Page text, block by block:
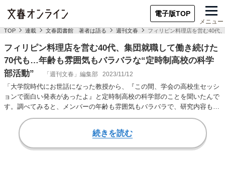
電子版TOP
メニュー
TOP 連載 文春図書館 著者は語る 週刊文春 フィリピン料理店を営む40代
フィリピン料理店を営む40代、集団就職して働き続けた
70代も…年齢も雰囲気もバラバラな“定時制高校の科学
部活動”
「週刊文春」編集部 2023/11/12
「大学院時代にお世話になった教授から、『この間、学会の高校生セッシ
ョンで面白い発表があったよ』と定時制高校の科学部のことを聞いたんで
す。調べてみると、メンバーの年齢も雰囲気もバラバラで、研究内容も面
白くて、まるで小説…
続きを読む